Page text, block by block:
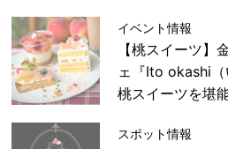
イベント情報
【桃スイーツ】
ェ『Ito okashi
桃スイーツを堪能
スポット情報